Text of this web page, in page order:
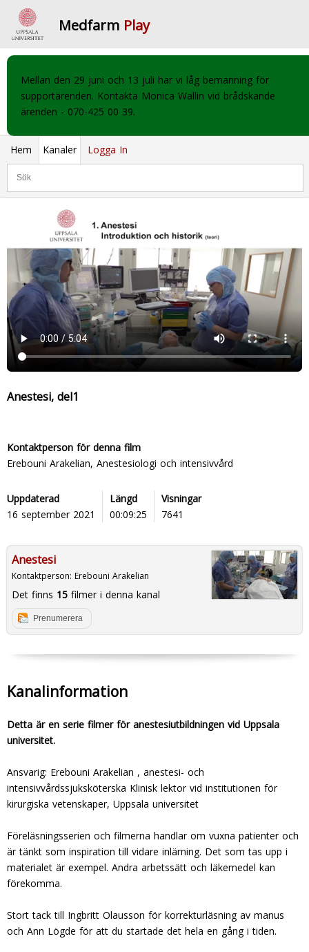
Medfarm Play
Mellan den 29 juni och 13 juli har vi låg bemanning för
supportärenden. Kontakta Monica Wallin vid brådskande
ärenden - 070-425 00 39.
Hem Kanaler Logga In
Anestesi, del1
Kontaktperson för denna film
Erebouni Arakelian, Anestesiologi och intensivvård
Uppdaterad
16 september 2021
Längd
00:09:25
Visningar
7641
Anestesi
Kontaktperson: Erebouni Arakelian
Det finns 15filmer i denna kanal
Prenumerera
Kanalinformation
Detta är en serie filmer för anestesiutbildningen vid Uppsala
universitet.
Ansvarig: Erebouni Arakelian , anestesi- och
intensivvårdssjuksköterska Klinisk lektor vid institutionen för
kirurgiska vetenskaper, Uppsala universitet
Föreläsningsserien och filmerna handlar om vuxna patienter och
är tänkt som inspiration till vidare inlärning. Det som tas upp i
materialet är exempel. Andra arbetssätt och läkemedel kan
förekomma.
Stort tack till Ingbritt Olausson för korrekturläsning av manus
och Ann Lögde för att du startade det hela en gång i tiden.